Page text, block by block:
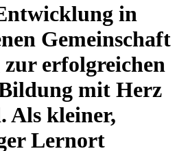
in
Gemeinschaft
zur erfolgreichen
mit Herz
Als kleiner,
Lernort